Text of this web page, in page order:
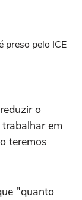
preso pelo ICE
o
em
teremos
"quanto